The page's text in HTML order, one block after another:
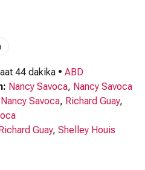
44 dakika • ABD
Nancy Savoca, Nancy Savoca
Nancy Savoca, Richard Guay,
Guay, Shelley Houis